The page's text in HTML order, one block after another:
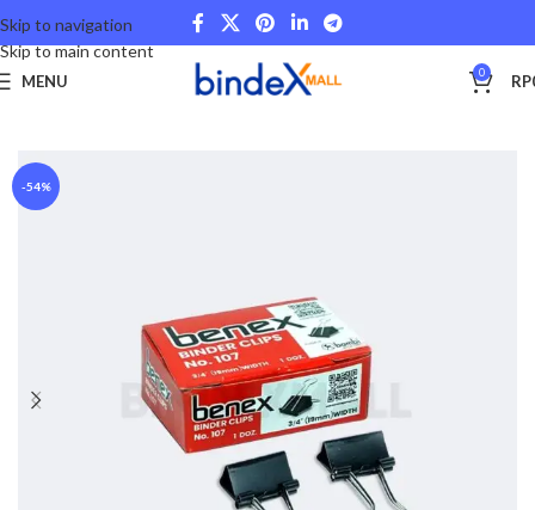
Skip to navigation
Skip to main content
MENU 0 RP
Beranda Stationery and Fancy Paper Clips
-54%